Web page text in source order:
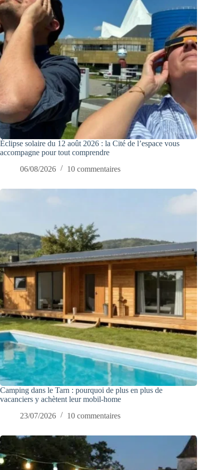
Éclipse solaire du 12 août 2026 : la Cité de l’espace vous
accompagne pour tout comprendre
06/08/2026
10 commentaires
Camping dans le Tarn : pourquoi de plus en plus de
vacanciers y achètent leur mobil-home
23/07/2026
10 commentaires